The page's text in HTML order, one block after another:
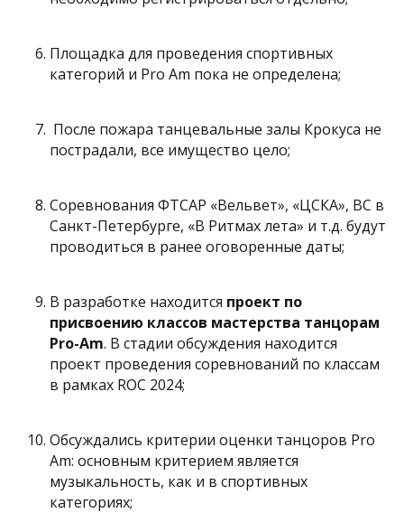
Площадка для проведения спортивных
категорий и Pro Am пока не определена;
После пожара танцевальные залы Крокуса не
пострадали, все имущество цело;
Соревнования ФТСАР «Вельвет», «ЦСКА», ВС в
Санкт-Петербурге, «В Ритмах лета» и т.д. будут
проводиться в ранее оговоренные даты;
В разработке находится проект по
присвоению классов мастерства танцорам
Pro-Am. В стадии обсуждения находится
проект проведения соревнований по классам
в рамках ROC 2024;
Обсуждались критерии оценки танцоров Pro
Am: основным критерием является
музыкальность, как и в спортивных
категориях;